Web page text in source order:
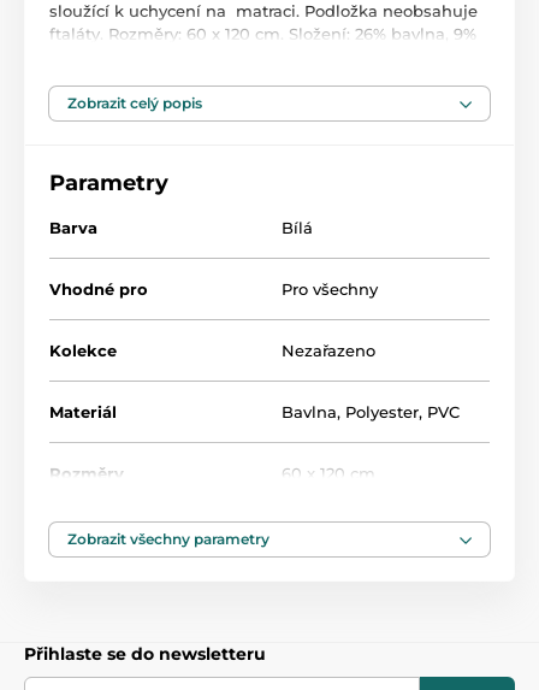
sloužící k uchycení na matraci. Podložka neobsahuje
ftaláty. Rozměry: 60 x 120 cm. Složení: 26% bavlna, 9%
Produkt je zařazen v kategoriích
Dětská prostěradla, chrániče
Zobrazit celý popis
Parametry
Barva Bílá
Vhodné pro Pro všechny
Kolekce Nezařazeno
Materiál Bavlna, Polyester, PVC
Rozměry 60 x 120 cm
Zobrazit všechny parametry
Přihlaste se do newsletteru